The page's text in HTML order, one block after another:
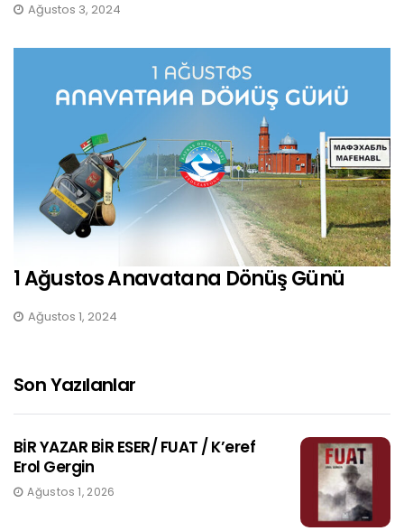
Ağustos 3, 2024
1 Ağustos Anavatana Dönüş Günü
Ağustos 1, 2024
Son Yazılanlar
BİR YAZAR BİR ESER/ FUAT / K’eref
Erol Gergin
Ağustos 1, 2026